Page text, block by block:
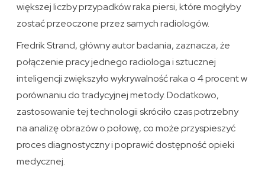
większej liczby przypadków raka piersi, które mogłyby
zostać przeoczone przez samych radiologów.
Fredrik Strand, główny autor badania, zaznacza, że
połączenie pracy jednego radiologa i sztucznej
inteligencji zwiększyło wykrywalność raka o 4 procent w
porównaniu do tradycyjnej metody. Dodatkowo,
zastosowanie tej technologii skróciło czas potrzebny
na analizę obrazów o połowę, co może przyspieszyć
proces diagnostyczny i poprawić dostępność opieki
medycznej.